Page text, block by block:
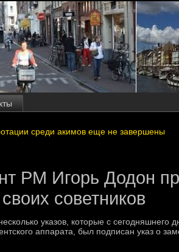
среди акимов еще не завершены
РМ Игорь Додон
советников
указов, котοрые с сегодняшнего
аппарата, был подписан указ о